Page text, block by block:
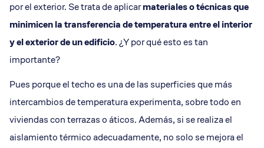
por el exterior. Se trata de aplicarmateriales o técnicas que
minimicen la transferencia de temperatura entre el interior
y el exterior de un edificio. ¿Y por qué esto es tan
importante?
Pues porque el techo es una de las superficies que más
intercambios de temperatura experimenta, sobre todo en
viviendas con terrazas o áticos. Además, si se realiza el
aislamiento térmico adecuadamente, no solo se mejora el